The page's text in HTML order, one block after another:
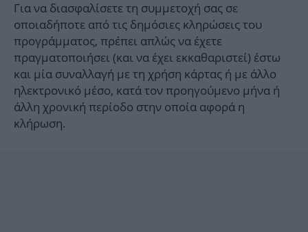
Για να διασφαλίσετε τη συμμετοχή σας σε
οποιαδήποτε από τις δημόσιες κληρώσεις του
προγράμματος, πρέπει απλώς να έχετε
πραγματοποιήσει (και να έχει εκκαθαριστεί) έστω
και μία συναλλαγή με τη χρήση κάρτας ή με άλλο
ηλεκτρονικό μέσο, κατά τον προηγούμενο μήνα ή
άλλη χρονική περίοδο στην οποία αφορά η
κλήρωση.